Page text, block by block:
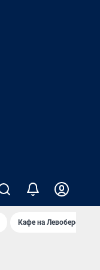
Кафе на Левобережье